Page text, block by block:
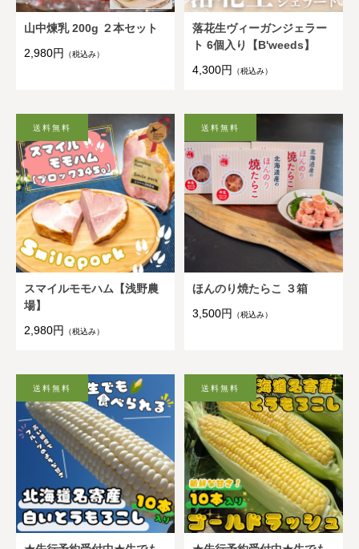
山中煉乳 200g ２本セット
2,980円
（税込み）
落花生ヴィーガンジェラー
ト 6個入り【B'weeds】
4,300円
（税込み）
スマイルモモハム【浅野農
場】
2,980円
（税込み）
ほんのり焼たらこ ３箱
3,500円
（税込み）